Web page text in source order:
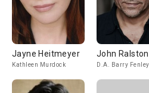
Jayne Heitmeyer
Kathleen Murdock
John Ralston
D.A. Barry Fenley